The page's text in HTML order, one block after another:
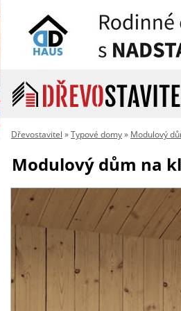
Dřevostavitel »Typové domy» Modulový
Modulový dům na